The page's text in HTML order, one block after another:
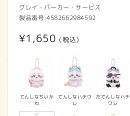
グレイ・パーカー・サービス
製品番号:4582662984592
通
格
¥1,650 (税込)
てんしなちいか
わ
てんしなハチワ
レ
だてんしなハチ
ワレ